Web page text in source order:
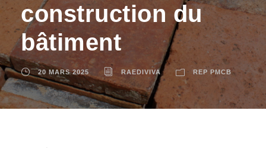
construction du
bâtiment
20 MARS 2025 RAEDIVIVA REP PMCB